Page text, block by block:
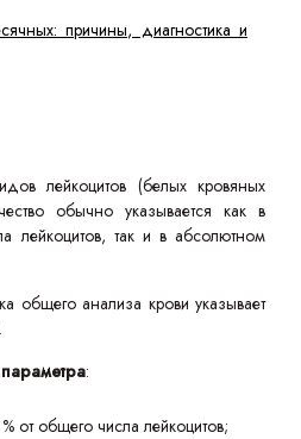
причины, диагностика и
лейкоцитов (белых кровяных
обычно указывается как в
лейкоцитов, так и в абсолютном
общего анализа крови указывает
:
от общего числа лейкоцитов;